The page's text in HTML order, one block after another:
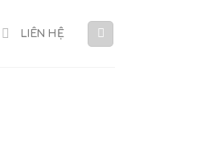
LIÊN HỆ